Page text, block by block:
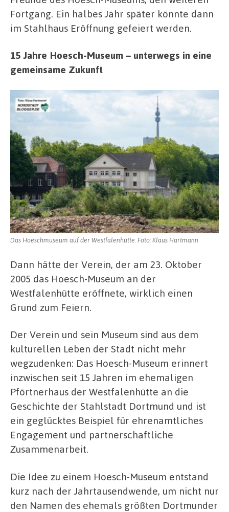
Fortgang. Ein halbes Jahr später könnte dann
im Stahlhaus Eröffnung gefeiert werden.
15 Jahre Hoesch-Museum – unterwegs in eine
gemeinsame Zukunft
Das Hoeschmuseum auf der Westfalenhütte. Foto: Klaus Hartmann
Dann hätte der Verein, der am 23. Oktober
2005 das Hoesch-Museum an der
Westfalenhütte eröffnete, wirklich einen
Grund zum Feiern.
Der Verein und sein Museum sind aus dem
kulturellen Leben der Stadt nicht mehr
wegzudenken: Das Hoesch-Museum erinnert
inzwischen seit 15 Jahren im ehemaligen
Pförtnerhaus der Westfalenhütte an die
Geschichte der Stahlstadt Dortmund und ist
ein geglücktes Beispiel für ehrenamtliches
Engagement und partnerschaftliche
Zusammenarbeit.
Die Idee zu einem Hoesch-Museum entstand
kurz nach der Jahrtausendwende, um nicht nur
den Namen des ehemals größten Dortmunder